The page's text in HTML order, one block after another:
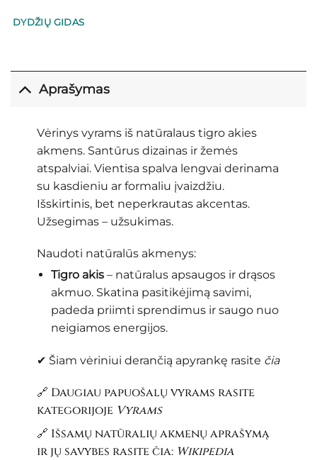
DYDŽIŲ GIDAS
Aprašymas
Vėrinys vyrams iš natūralaus tigro akies
akmens. Santūrus dizainas ir žemės
atspalviai. Vientisa spalva lengvai derinama
su kasdieniu ar formaliu įvaizdžiu.
Išskirtinis, bet neperkrautas akcentas.
Užsegimas – užsukimas.
Naudoti natūralūs akmenys:
Tigro akis– natūralus apsaugos ir drąsos
akmuo. Skatina pasitikėjimą savimi,
padeda priimti sprendimus ir saugo nuo
neigiamos energijos.
✔ Šiam vėriniui derančią apyrankę rasite čia
🔗 Daugiau papuošalų vyrams rasite
kategorijoje Vyrams
🔗 Išsamų natūralių akmenų aprašymą
ir jų savybes rasite čia: Wikipedia